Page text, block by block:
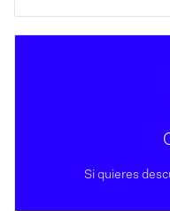
Si quieres